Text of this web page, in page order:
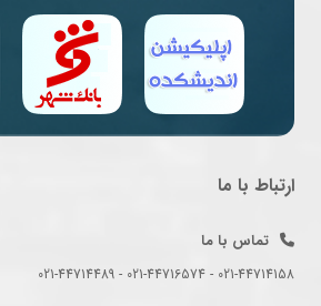
ارتباط با ما
تماس با ما
021-44714158 - 021-44716574 - 021-44714489